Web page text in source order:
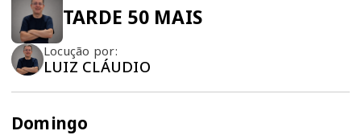
TARDE 50 MAIS
Locução por:
LUIZ CLÁUDIO
Domingo